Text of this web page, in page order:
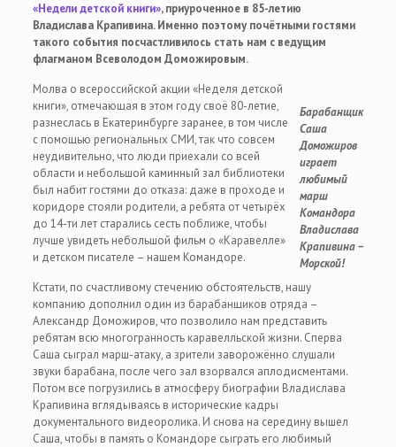
«Недели детской книги», приуроченное в 85-летию
Владислава Крапивина. Именно поэтому почётными гостями
такого события посчастливилось стать нам с ведущим
флагманом Всеволодом Доможировым.
Барабанщик
Саша
Доможиров
играет
любимый
марш
Командора
Владислава
Крапивина –
Морской!
Молва о всероссийской акции «Неделя детской
книги», отмечающая в этом году своё 80-летие,
разнеслась в Екатеринбурге заранее, в том числе
с помощью региональных СМИ, так что совсем
неудивительно, что люди приехали со всей
области и небольшой каминный зал библиотеки
был набит гостями до отказа: даже в проходе и
коридоре стояли родители, а ребята от четырёх
до 14-ти лет старались сесть поближе, чтобы
лучше увидеть небольшой фильм о «Каравелле»
и детском писателе – нашем Командоре.
Кстати, по счастливому стечению обстоятельств, нашу
компанию дополнил один из барабанщиков отряда –
Александр Доможиров, что позволило нам представить
ребятам всю многогранность каравелльской жизни. Сперва
Саша сыграл марш-атаку, а зрители заворожённо слушали
звуки барабана, после чего зал взорвался аплодисментами.
Потом все погрузились в атмосферу биографии Владислава
Крапивина вглядываясь в исторические кадры
документального видеоролика. И снова на середину вышел
Саша, чтобы в память о Командоре сыграть его любимый